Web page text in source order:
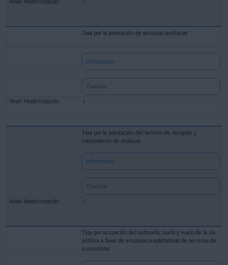
Tasa por la prestación de servicios sanitarios
Información
Tramitar
Tasa por la prestación del servicio de recogida y
tratamiento de residuos
Información
Tramitar
Tasa por ocupación del subsuelo, suelo y vuelo de la vía
pública a favor de empresas explotadoras de servicios de
suministros